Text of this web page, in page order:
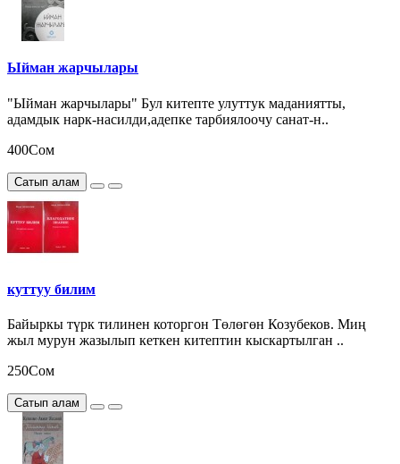
Ыйман жарчылары
"Ыйман жарчылары" Бул китепте улуттук маданиятты,
адамдык нарк-насилди,адепке тарбиялоочу санат-н..
400Сом
Сатып алам
куттуу билим
Байыркы түрк тилинен которгон Төлөгөн Козубеков. Миң
жыл мурун жазылып кеткен китептин кыскартылган ..
250Сом
Сатып алам